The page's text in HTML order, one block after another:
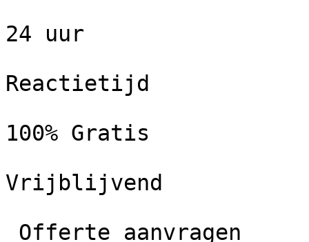
24 uur
Reactietijd
100% Gratis
Vrijblijvend